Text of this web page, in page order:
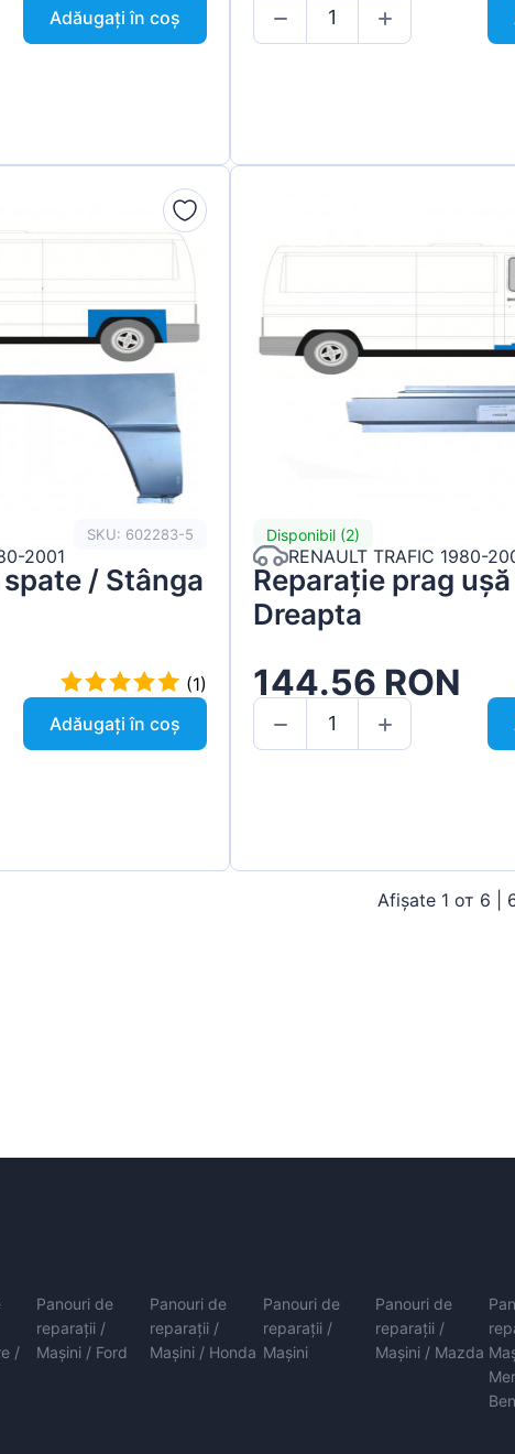
Adăugați în coș
SKU: 602283-5
2001
/ Stânga
(1)
Adăugați în coș
Disponibil (2)
RENAULT TRAFIC 1980-
Reparație prag
Dreapta
144.56 RON
Afișate 1 от 6 |
/
Panouri de
reparații /
Mașini / Ford
Panouri de
reparații /
Mașini / Honda
Panouri de
reparații /
Mașini
Panouri de
reparații /
Mașini / Mazda